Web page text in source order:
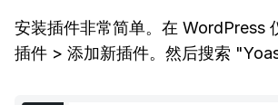
安装插件非常简单。在 WordPress
插件 > 添加新插件。然后搜索